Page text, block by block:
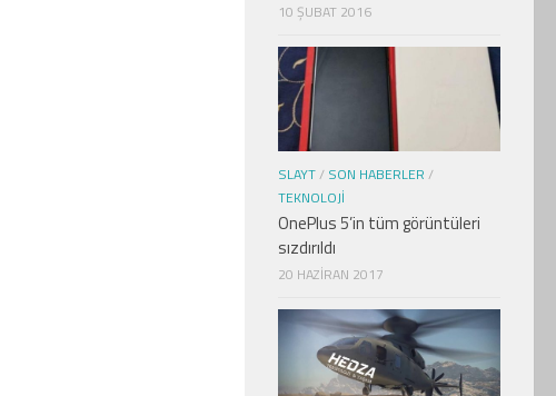
10 ŞUBAT 2016
SLAYT/ SON HABERLER /
TEKNOLOJI
OnePlus 5’in tüm görüntüleri
sızdırıldı
20 HAZIRAN 2017